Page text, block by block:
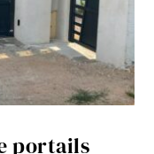
portails